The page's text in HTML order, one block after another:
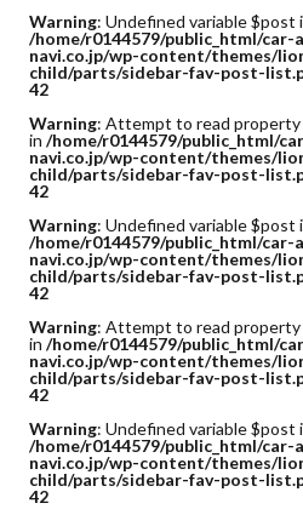
Warning: Undefined variable $post
/home/r0144579/public_html/car-
navi.co.jp/wp-content/themes/
child/parts/sidebar-fav-post-
42
Warning: Attempt to read property
in /home/r0144579/public_html/
navi.co.jp/wp-content/themes/
child/parts/sidebar-fav-post-
42
Warning: Undefined variable $post
/home/r0144579/public_html/car-
navi.co.jp/wp-content/themes/
child/parts/sidebar-fav-post-
42
Warning: Attempt to read property
in /home/r0144579/public_html/
navi.co.jp/wp-content/themes/
child/parts/sidebar-fav-post-
42
Warning: Undefined variable $post
/home/r0144579/public_html/car-
navi.co.jp/wp-content/themes/
child/parts/sidebar-fav-post-
42